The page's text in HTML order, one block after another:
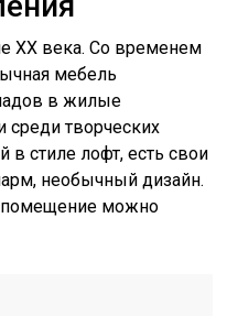
XX века. Со временем
мебель
в жилые
творческих
стиле лофт, есть свои
необычный дизайн.
помещение можно